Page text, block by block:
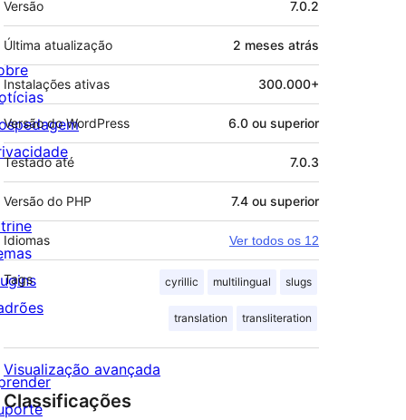
Versão 7.0.2
Última atualização 2 meses atrás
Instalações ativas 300.000+
Versão do WordPress 6.0 ou superior
Testado até 7.0.3
Versão do PHP 7.4 ou superior
Idiomas Ver todos os 12
Tags cyrillic multilingual slugs
translation transliteration
Visualização avançada
Classificações